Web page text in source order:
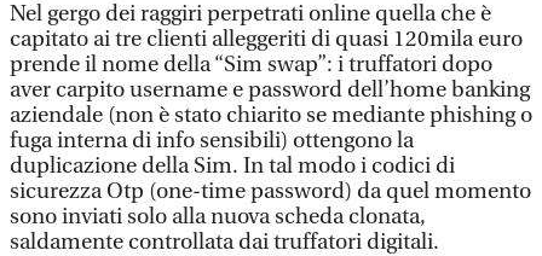
Nel gergo dei raggiri perpetrati online quella che è
capitato ai tre clienti alleggeriti di quasi 120mila euro
prende il nome della “Sim swap”: i truffatori dopo
aver carpito username e password dell’home banking
aziendale (non è stato chiarito se mediante phishing o
fuga interna di info sensibili) ottengono la
duplicazione della Sim. In tal modo i codici di
sicurezza Otp (one-time password) da quel momento
sono inviati solo alla nuova scheda clonata,
saldamente controllata dai truffatori digitali.